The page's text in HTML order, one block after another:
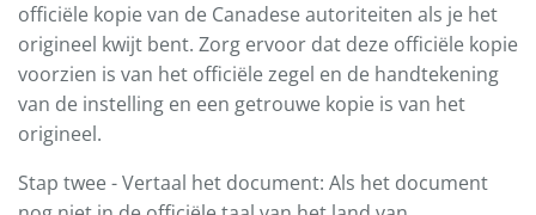
officiële kopie van de Canadese autoriteiten als je het
origineel kwijt bent. Zorg ervoor dat deze officiële kopie
voorzien is van het officiële zegel en de handtekening
van de instelling en een getrouwe kopie is van het
origineel.
Stap twee - Vertaal het document: Als het document